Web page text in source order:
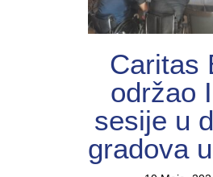
Caritas
održao
sesije u
gradova